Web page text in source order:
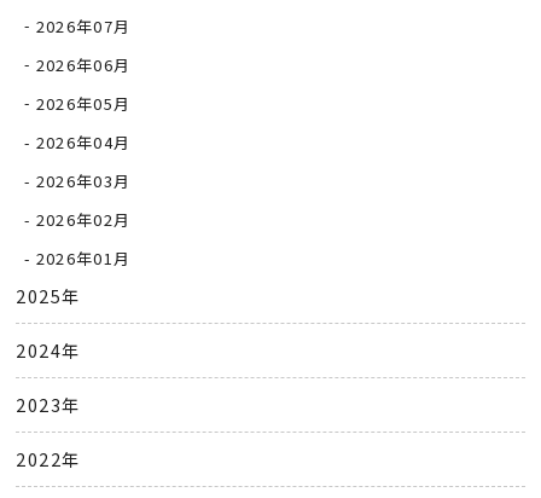
2026年07月
2026年06月
2026年05月
2026年04月
2026年03月
2026年02月
2026年01月
2025年
2024年
2023年
2022年